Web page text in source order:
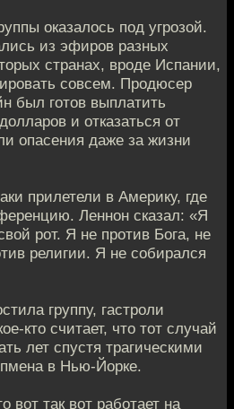
оказалось под угрозой.
из эфиров разных
странах, вроде Испании,
совсем. Продюсер
был готов выплатить
и отказаться от
опасения даже за жизни
прилетели в Америку, где
Леннон сказал: «Я
рот. Я не против Бога, не
религии. Я не собирался
группу, гастроли
кто считает, что тот случай
лет спустя трагическими
в Нью-Йорке.
вот так вот работает на